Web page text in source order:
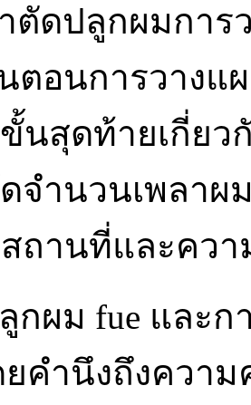
ตัดปลูกผมกา
ตอนการวางแ
นสุดท้ายเกี่ย
จำนวนเพลา
สถานที่และคว
กผม fue และก
คำนึงถึงควา